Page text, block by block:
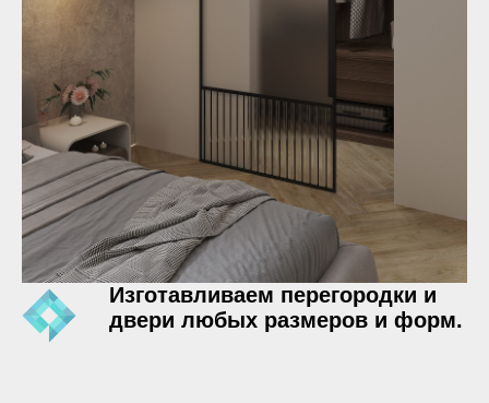
Изготавливаем перегородки и
двери любых размеров и форм.